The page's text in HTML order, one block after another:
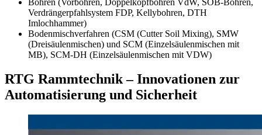
Verdrängerpfahlsystem FDP, Kellybohren, DTH
Imlochhammer)
Bodenmischverfahren (CSM (Cutter Soil Mixing), SMW
(Dreisäulenmischen) und SCM (Einzelsäulenmischen mit
MB), SCM-DH (Einzelsäulenmischen mit VDW)
RTG Rammtechnik – Innovationen zur
Automatisierung und Sicherheit